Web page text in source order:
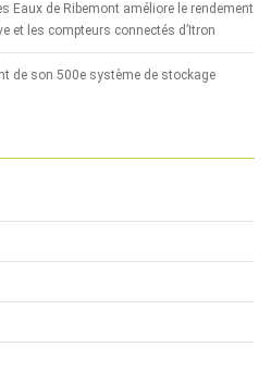
Eaux de Ribemont améliore le rendement
et les compteurs connectés d’Itron
de son 500e système de stockage